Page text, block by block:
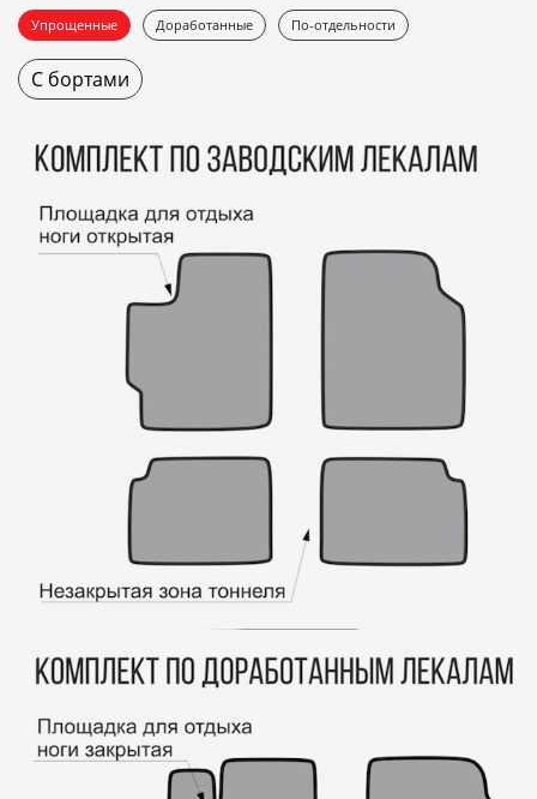
Упрощенные Доработанные По-отдельности
С бортами